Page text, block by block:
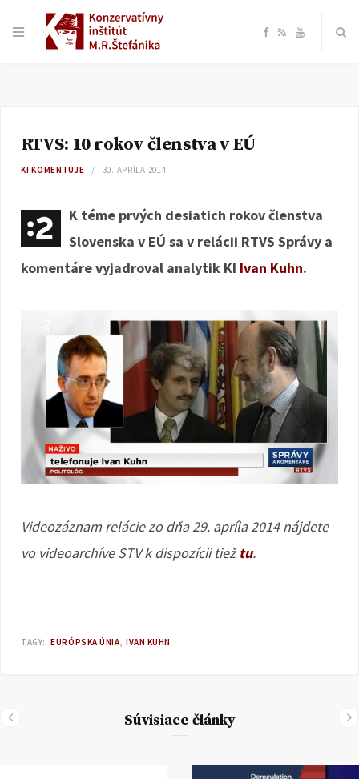
F
o
R Y
b
e
RTVS: 10 rokov členstva v EÚ
KI KOMENTUJE 30. APRÍLA 2014
K téme prvých desiatich rokov členstva
Slovenska v EÚ sa v relácii RTVS Správy a
komentáre vyjadroval analytik KI Ivan Kuhn.
Videozáznam relácie zo dňa 29. apríla 2014 nájdete
vo videoarchíve STV k dispozícii tiežtu.
TAGY: EURÓPSKA ÚNIA IVAN KUHN
Súvisiace články